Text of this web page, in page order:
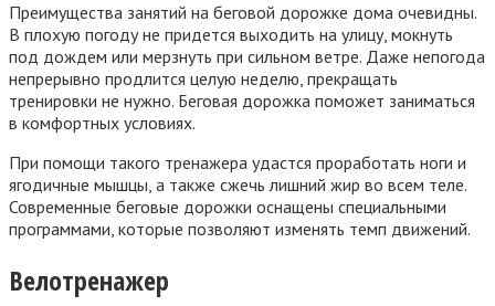
Преимущества занятий на беговой дорожке дома очевидны.
В плохую погоду не придется выходить на улицу, мокнуть
под дождем или мерзнуть при сильном ветре. Даже непогода
непрерывно продлится целую неделю, прекращать
тренировки не нужно. Беговая дорожка поможет заниматься
в комфортных условиях.
При помощи такого тренажера удастся проработать ноги и
ягодичные мышцы, а также сжечь лишний жир во всем теле.
Современные беговые дорожки оснащены специальными
программами, которые позволяют изменять темп движений.
Велотренажер